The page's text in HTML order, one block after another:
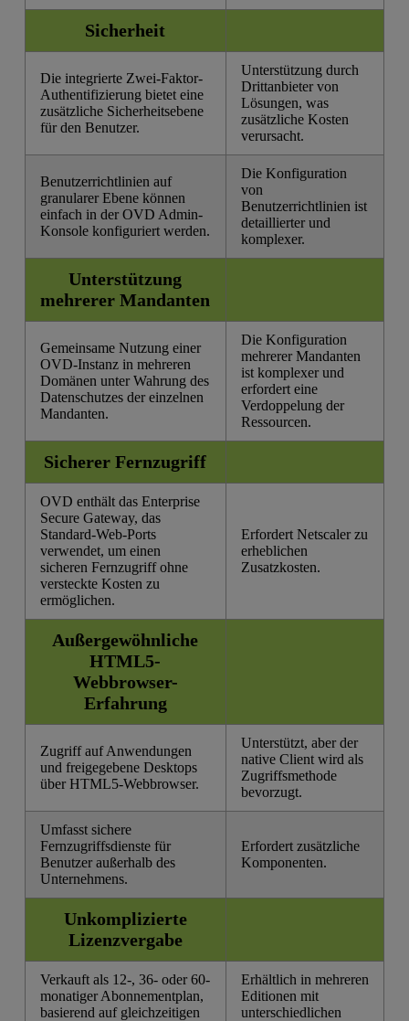
Sicherheit
Die integrierte Zwei-Faktor-
Authentifizierung bietet eine
zusätzliche Sicherheitsebene
für den Benutzer.
Unterstützung durch
Drittanbieter von
Lösungen, was
zusätzliche Kosten
verursacht.
Benutzerrichtlinien auf
granularer Ebene können
einfach in der OVD Admin-
Konsole konfiguriert werden.
Die Konfiguration
von
Benutzerrichtlinien ist
detaillierter und
komplexer.
Unterstützung
mehrerer Mandanten
Gemeinsame Nutzung einer
OVD-Instanz in mehreren
Domänen unter Wahrung des
Datenschutzes der einzelnen
Mandanten.
Die Konfiguration
mehrerer Mandanten
ist komplexer und
erfordert eine
Verdoppelung der
Ressourcen.
Sicherer Fernzugriff
OVD enthält das Enterprise
Secure Gateway, das
Standard-Web-Ports
verwendet, um einen
sicheren Fernzugriff ohne
versteckte Kosten zu
ermöglichen.
Erfordert Netscaler zu
erheblichen
Zusatzkosten.
Außergewöhnliche
HTML5-
Webbrowser-
Erfahrung
Zugriff auf Anwendungen
und freigegebene Desktops
über HTML5-Webbrowser.
Unterstützt, aber der
native Client wird als
Zugriffsmethode
bevorzugt.
Umfasst sichere
Fernzugriffsdienste für
Benutzer außerhalb des
Unternehmens.
Erfordert zusätzliche
Komponenten.
Unkomplizierte
Lizenzvergabe
Verkauft als 12-, 36- oder 60-
monatiger Abonnementplan,
basierend auf gleichzeitigen
Erhältlich in mehreren
Editionen mit
unterschiedlichen